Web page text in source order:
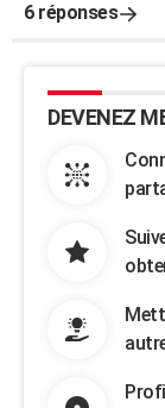
6 réponses
DEVENEZ